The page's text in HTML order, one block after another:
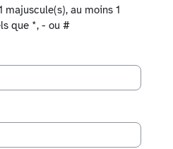
majuscule(s), au moins 1
que *, - ou #